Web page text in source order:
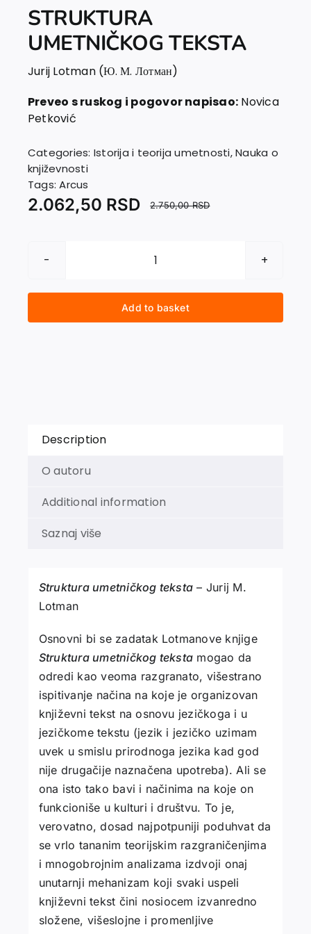
Contact
STRUKTURA
UMETNIČKOG TEKSTA
Jurij Lotman (Ю. М. Лотман)
Preveo s ruskog i pogovor napisao: Novica
Petković
Categories: Istorija i teorija umetnosti,Nauka o
književnosti
Tags:Arcus
2.750,00RSD
2.062,50 RSD
STRUKTURA
TEKSTA
quantity
Add to basket
Description
O autoru
Additional information
Saznaj više
Struktura umetničkog teksta – Jurij M.
Lotman
Osnovni bi se zadatak Lotmanove knjige
Struktura umetničkog teksta mogao da
odredi kao veoma razgranato, višestrano
ispitivanje načina na koje je organizovan
književni tekst na osnovu jezičkoga i u
jezičkome tekstu (jezik i jezičko uzimam
uvek u smislu prirodnoga jezika kad god
nije drugačije naznačena upotreba). Ali se
ona isto tako bavi i načinima na koje on
funkcioniše u kulturi i društvu. To je,
verovatno, dosad najpotpuniji poduhvat da
se vrlo tananim teorijskim razgraničenjima
i mnogobrojnim analizama izdvoji onaj
unutarnji mehanizam koji svaki uspeli
književni tekst čini nosiocem izvanredno
složene, višeslojne i promenljive